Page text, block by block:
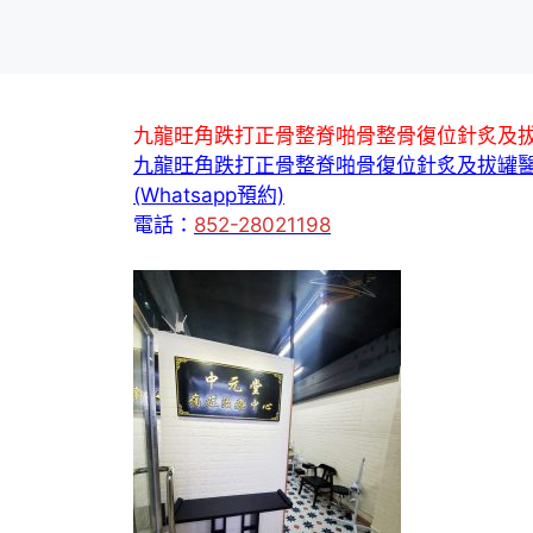
九龍旺角跌打正骨整脊啪骨整骨復位針炙及
九龍旺角跌打正骨整脊啪骨復位針炙及拔罐
(Whatsapp預約)
電話： 852-28021198